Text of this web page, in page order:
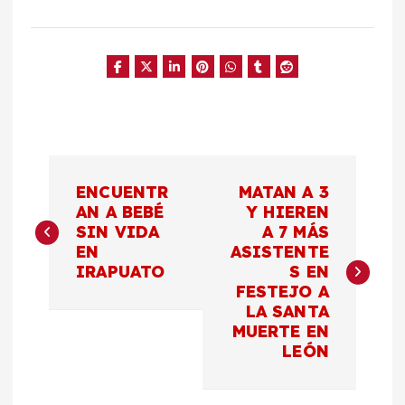
a
ENCUENTR
AN A BEBÉ
SIN VIDA
EN
IRAPUATO
MATAN A 3
Y HIEREN
A 7 MÁS
ASISTENTE
S EN
FESTEJO A
LA SANTA
MUERTE EN
LEÓN